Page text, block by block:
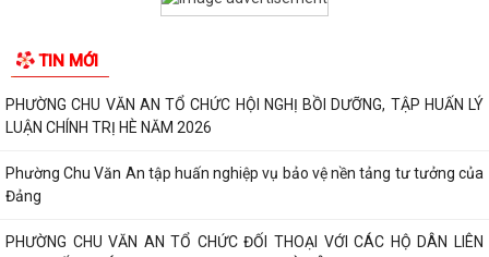
TIN MỚI
PHƯỜNG CHU VĂN AN TỔ CHỨC HỘI NGHỊ BỒI DƯỠNG, TẬP HUẤN LÝ
LUẬN CHÍNH TRỊ HÈ NĂM 2026
Phường Chu Văn An tập huấn nghiệp vụ bảo vệ nền tảng tư tưởng của
Đảng
PHƯỜNG CHU VĂN AN TỔ CHỨC ĐỐI THOẠI VỚI CÁC HỘ DÂN LIÊN